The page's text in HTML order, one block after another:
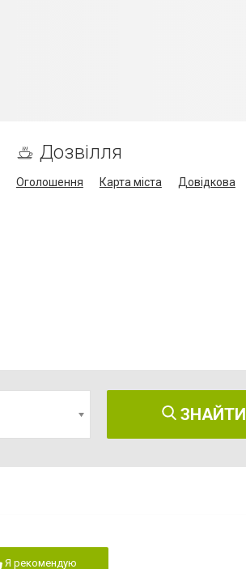
Дозвілля
Оголошення Карта міста Довідкова
ЗНАЙТИ
Я рекомендую